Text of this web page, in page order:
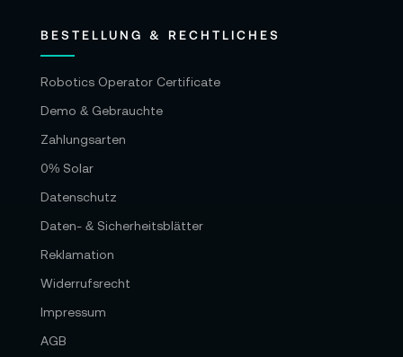
BESTELLUNG & RECHTLICHES
Robotics Operator Certificate
Demo & Gebrauchte
Zahlungsarten
0% Solar
Datenschutz
Daten- & Sicherheitsblätter
Reklamation
Widerrufsrecht
Impressum
AGB